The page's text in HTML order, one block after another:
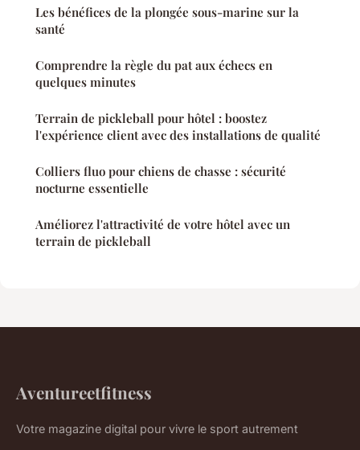
Les bénéfices de la plongée sous-marine sur la
santé
Comprendre la règle du pat aux échecs en
quelques minutes
Terrain de pickleball pour hôtel : boostez
l'expérience client avec des installations de qualité
Colliers fluo pour chiens de chasse : sécurité
nocturne essentielle
Améliorez l'attractivité de votre hôtel avec un
terrain de pickleball
Aventureetfitness
Votre magazine digital pour vivre le sport autrement